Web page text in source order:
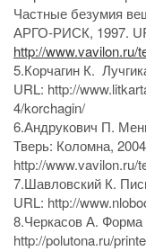
Частные безумия
АРГО-РИСК, 1997.
http://www.vavilon.ru/
5.Корчагин К.
URL: http://
4/korchagin/
6.Андрукович П.
Тверь: Коломна,
http://www.vavilon.ru/
7.Шавловский К.
URL: http://
8.Черкасов А. Форма
http://polutona.ru/